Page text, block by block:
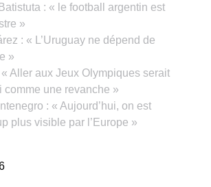
: « le football argentin est
»
: « L’Uruguay ne dépend de
»
« Aller aux Jeux Olympiques serait
comme une revanche »
: « Aujourd’hui, on est
plus visible par l’Europe »